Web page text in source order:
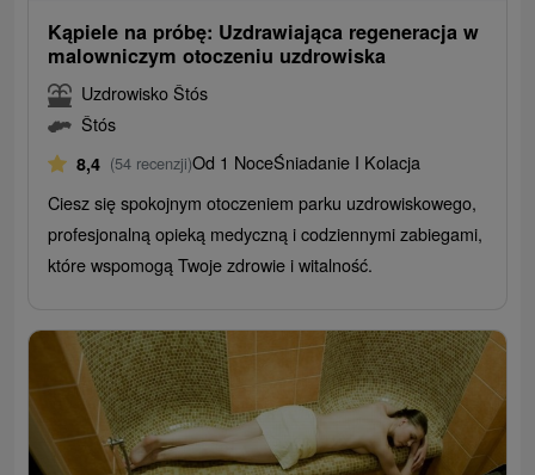
Kąpiele na próbę: Uzdrawiająca regeneracja w
malowniczym otoczeniu uzdrowiska
Uzdrowisko Štós
Štós
8,4 (54 recenzji)Od 1 NoceŚniadanie I Kolacja
Ciesz się spokojnym otoczeniem parku uzdrowiskowego,
profesjonalną opieką medyczną i codziennymi zabiegami,
które wspomogą Twoje zdrowie i witalność.